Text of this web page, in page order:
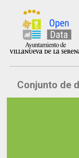
Inicio
Datos
Conjunto de